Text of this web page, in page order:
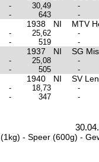
- 30,49
-
- 643 -
1938 NI MTV
- 25,62
-
- 519 -
1937 NI SG
- 25,08
-
- 505 -
1940 NI SV
- 18,73
-
- 347 -
- Speer (600g) -